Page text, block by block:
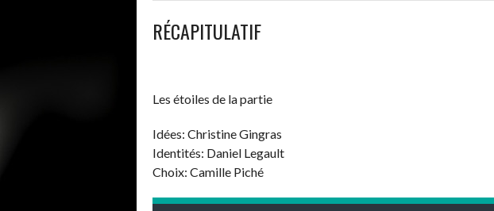
RÉCAPITULATIF
Les étoiles de la partie
Idées: Christine Gingras
Identités: Daniel Legault
Choix: Camille Piché